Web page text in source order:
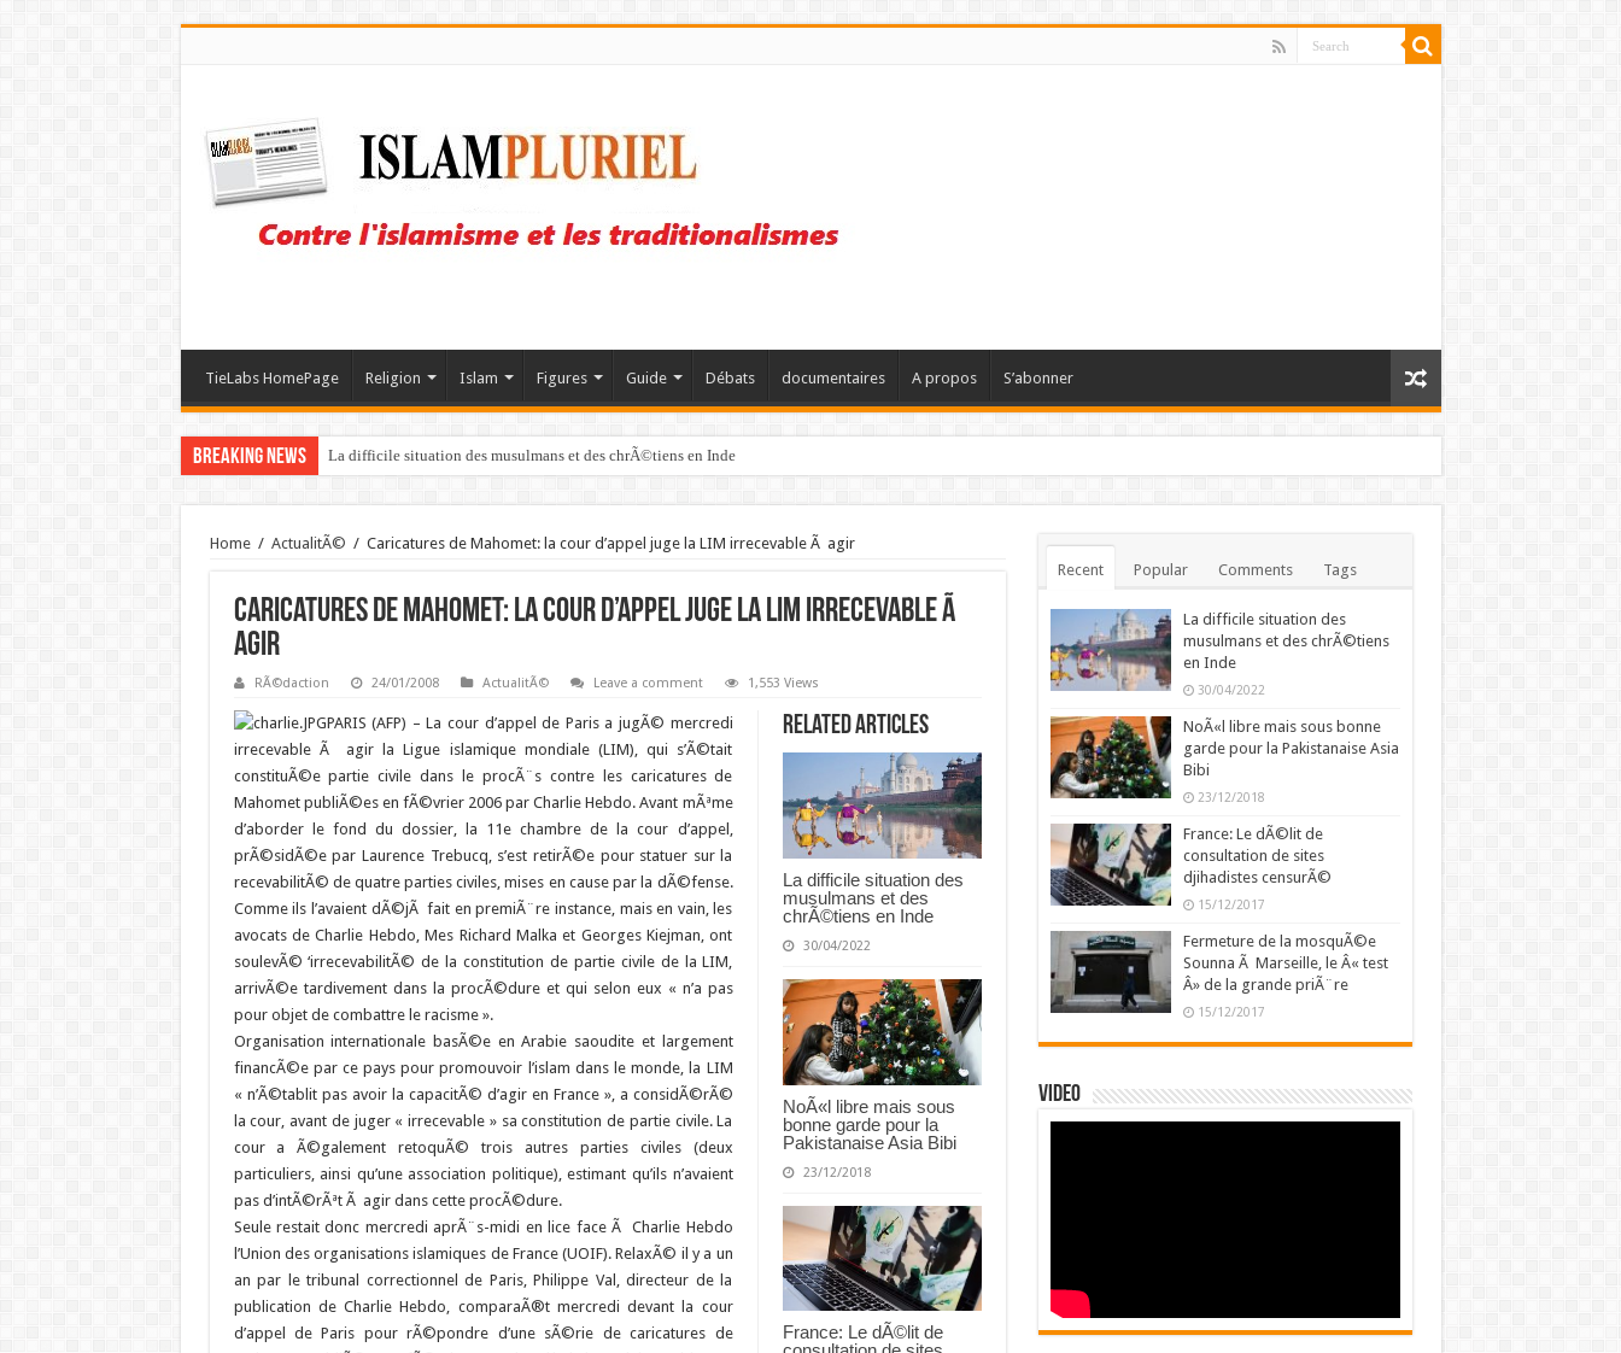
TieLabs HomePage Religion Islam Figures Guide Débats documentaires A propos S’abonner
Breaking News La difficile situation des musulmans et des chrÃ©tiens en Inde
Home / ActualitÃ© / Caricatures de Mahomet: la cour d’appel juge la LIM irrecevable Ã agir
Caricatures de Mahomet: la cour d’appel juge la LIM irrecevable Ã
agir
RÃ©daction 24/01/2008 ActualitÃ© Leave a comment 1,553 Views
Related Articles
La difficile situation des
musulmans et des
chrÃ©tiens en Inde
30/04/2022
NoÃ«l libre mais sous
bonne garde pour la
Pakistanaise Asia Bibi
23/12/2018
France: Le dÃ©lit de
PARIS (AFP) – La cour d’appel de Paris a jugÃ© mercredi
irrecevable Ã agir la Ligue islamique mondiale (LIM), qui s’Ã©tait
constituÃ©e partie civile dans le procÃ¨s contre les caricatures de
Mahomet publiÃ©es en fÃ©vrier 2006 par Charlie Hebdo.Avant mÃªme
d’aborder le fond du dossier, la 11e chambre de la cour d’appel,
prÃ©sidÃ©e par Laurence Trebucq, s’est retirÃ©e pour statuer sur la
recevabilitÃ© de quatre parties civiles, mises en cause par la dÃ©fense.
Comme ils l’avaient dÃ©jÃ fait en premiÃ¨re instance, mais en vain, les
avocats de Charlie Hebdo, Mes Richard Malka et Georges Kiejman, ont
soulevÃ© ‘irrecevabilitÃ© de la constitution de partie civile de la LIM,
arrivÃ©e tardivement dans la procÃ©dure et qui selon eux « n’a pas
pour objet de combattre le racisme ».
Organisation internationale basÃ©e en Arabie saoudite et largement
financÃ©e par ce pays pour promouvoir l’islam dans le monde, la LIM
« n’Ã©tablit pas avoir la capacitÃ© d’agir en France », a considÃ©rÃ©
la cour, avant de juger « irrecevable » sa constitution de partie civile. La
cour a Ã©galement retoquÃ© trois autres parties civiles (deux
particuliers, ainsi qu’une association politique), estimant qu’ils n’avaient
pas d’intÃ©rÃªt Ã agir dans cette procÃ©dure.
Seule restait donc mercredi aprÃ¨s-midi en lice face Ã Charlie Hebdo
l’Union des organisations islamiques de France (UOIF). RelaxÃ© il y a un
an par le tribunal correctionnel de Paris, Philippe Val, directeur de la
publication de Charlie Hebdo, comparaÃ®t mercredi devant la cour
d’appel de Paris pour rÃ©pondre d’une sÃ©rie de caricatures de
Recent Popular Comments Tags
La difficile situation des
musulmans et des chrÃ©tiens
en Inde
30/04/2022
NoÃ«l libre mais sous bonne
garde pour la Pakistanaise Asia
Bibi
23/12/2018
France: Le dÃ©lit de
consultation de sites
djihadistes censurÃ©
15/12/2017
Fermeture de la mosquÃ©e
Sounna Ã Marseille, le Â« test
Â» de la grande priÃ¨re
15/12/2017
Video